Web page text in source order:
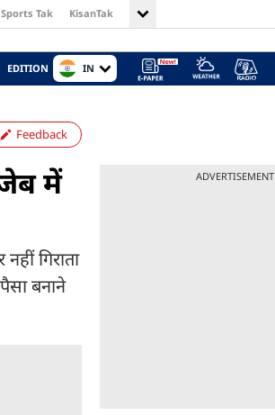
Sports Tak KisanTak
EDITION IN
Feedback
जेब में
गिराता
बनाने
ADVERTISEMENT